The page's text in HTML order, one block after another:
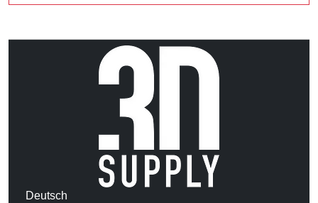
Deutsch